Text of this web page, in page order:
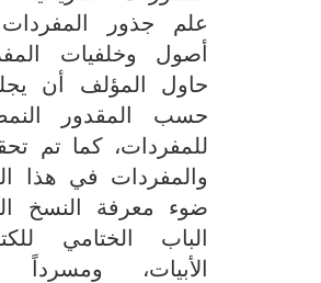
علم جذور
أصول وخلفيات
حاول المؤلف أن
حسب المقدور
للمفردات، كما تم
والمفردات في هذا
ضوء معرفة النسخ
الباب الختامي
الأبیات، ومسرداً